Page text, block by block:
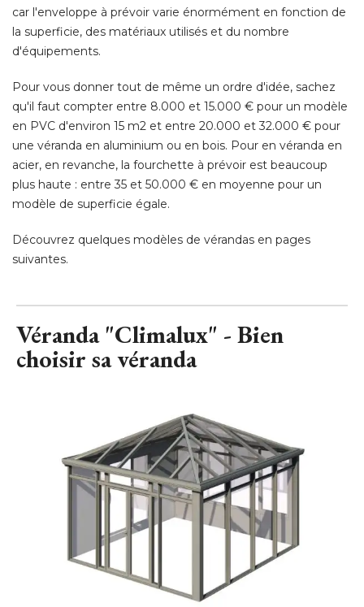
Pour vous donner tout de même un ordre d'idée, sachez
qu'il faut compter entre 8.000 et 15.000 € pour un modèle
en PVC d'environ 15 m2 et entre 20.000 et 32.000 € pour
acier, en revanche, la fourchette à prévoir est beaucoup
plus haute : entre 35 et 50.000 € en moyenne pour un
modèle de superficie égale.
Découvrez quelques modèles de vérandas en pages
suivantes.
Véranda "Climalux" - Bien
Véranda "Climalux" - Installux Alluminium © Installux Alluminium